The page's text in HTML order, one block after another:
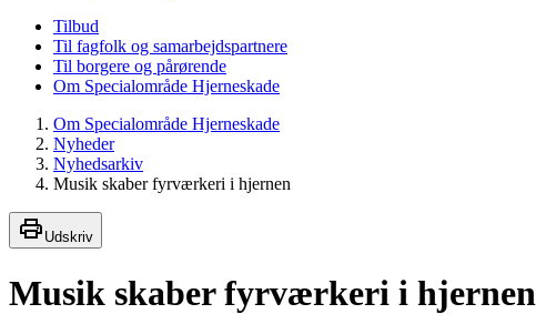
Tilbud
Til fagfolk og samarbejdspartnere
Til borgere og pårørende
Om Specialområde Hjerneskade
Om Specialområde Hjerneskade
Nyheder
Nyhedsarkiv
Musik skaber fyrværkeri i hjernen
Udskriv
Musik skaber fyrværkeri i hjernen